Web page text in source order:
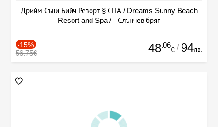
Дрийм Съни Бийч Резорт § СПА / Dreams Sunny Beach
Resort and Spa / - Слънчев бряг
-15%
56.75€ 48.06
€ / 94лв.